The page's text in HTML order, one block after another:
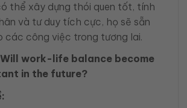
thể xây dựng thói quen tốt, tính
và tư duy tích cực, họ sẽ sẵn
các công việc trong tương lai.
work-life balance become
in the future?